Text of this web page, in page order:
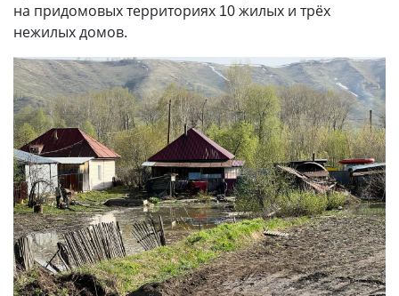
на придомовых территориях 10 жилых и трёх
нежилых домов.